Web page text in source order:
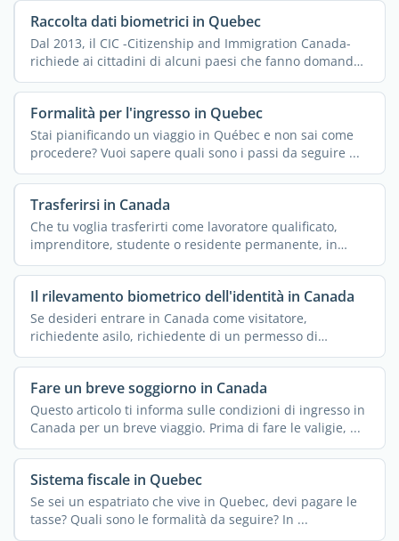
Raccolta dati biometrici in Quebec
Dal 2013, il CIC -Citizenship and Immigration Canada-
richiede ai cittadini di alcuni paesi che fanno domanda
di ...
Formalità per l'ingresso in Quebec
Stai pianificando un viaggio in Québec e non sai come
procedere? Vuoi sapere quali sono i passi da seguire ...
Trasferirsi in Canada
Che tu voglia trasferirti come lavoratore qualificato,
imprenditore, studente o residente permanente, in
Canada ...
Il rilevamento biometrico dell'identità in Canada
Se desideri entrare in Canada come visitatore,
richiedente asilo, richiedente di un permesso di
residenza ...
Fare un breve soggiorno in Canada
Questo articolo ti informa sulle condizioni di ingresso in
Canada per un breve viaggio. Prima di fare le valigie, ...
Sistema fiscale in Quebec
Se sei un espatriato che vive in Quebec, devi pagare le
tasse? Quali sono le formalità da seguire? In ...